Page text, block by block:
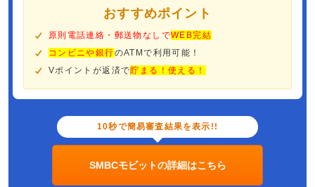
おすすめポイント
原則電話連絡・郵送物なしでWEB完結
コンビニや銀行のATMで利用可能！
Vポイントが返済で貯まる！使える！
10秒で簡易審査結果を表示!!
SMBCモビットの詳細はこちら